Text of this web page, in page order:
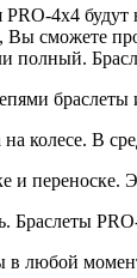
4х4
сможете
браслеты
колесе. В
и переноске.
Браслеты
в любой